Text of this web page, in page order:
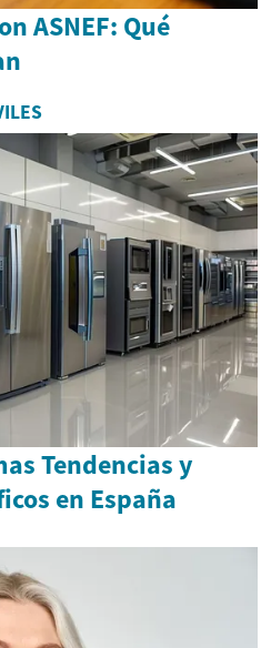
ASNEF: Qué
Tendencias y
en España